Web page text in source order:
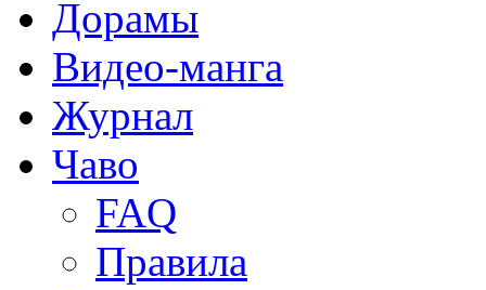
Дорамы
Видео-манга
Журнал
Чаво
FAQ
Правила